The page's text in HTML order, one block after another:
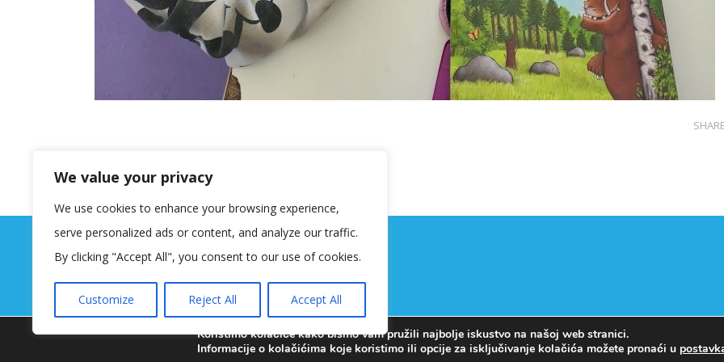
We value your privacy
We use cookies to enhance your browsing experience,
serve personalized ads or content, and analyze our traffic.
By clicking "Accept All", you consent to our use of cookies.
Customize Reject All Accept All
SHARE
Copyright © OŠ Kajzerica
Koristimo kolačiće kako bismo vam pružili najbolje iskustvo na našoj web stranici.
Informacije o kolačićima koje koristimo ili opcije za isključivanje kolačića možete pronaći u